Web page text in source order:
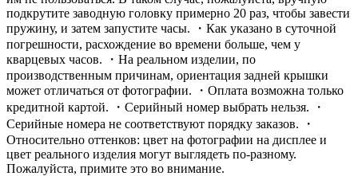
подкрутите заводную головку примерно 20 раз, чтобы завести
пружину, и затем запустите часы. ・Как указано в суточной
погрешности, расхождение во времени больше, чем у
кварцевых часов. ・На реальном изделии, по
производственным причинам, ориентация задней крышки
может отличаться от фотографии. ・Оплата возможна только
кредитной картой. ・Серийный номер выбрать нельзя. ・
Серийные номера не соответствуют порядку заказов. ・
Относительно оттенков: цвет на фотографии на дисплее и
цвет реального изделия могут выглядеть по-разному.
Пожалуйста, примите это во внимание.